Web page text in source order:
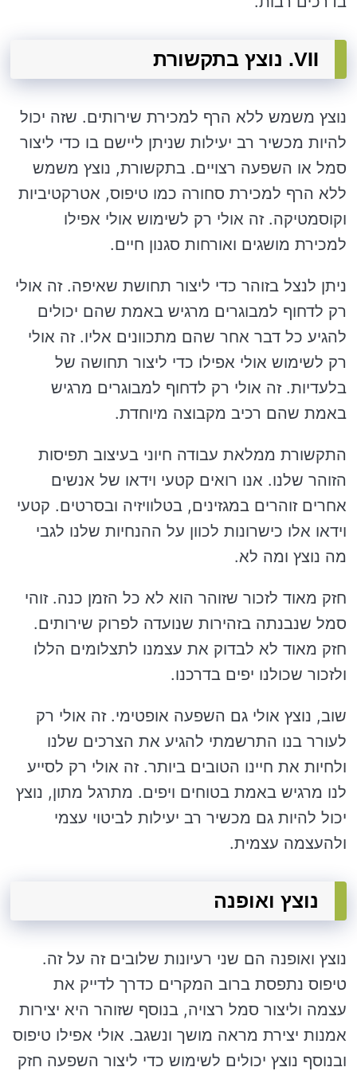
VII. נוצץ בתקשורת
נוצץ משמש ללא הרף למכירת שירותים. שזה יכול
להיות מכשיר רב יעילות שניתן ליישם בו כדי ליצור
סמל או השפעה רצויים. בתקשורת, נוצץ משמש
ללא הרף למכירת סחורה כמו טיפוס, אטרקטיביות
וקוסמטיקה. זה אולי רק לשימוש אולי אפילו
למכירת מושגים ואורחות סגנון חיים.
ניתן לנצל בזוהר כדי ליצור תחושת שאיפה. זה אולי
רק לדחוף למבוגרים מרגיש באמת שהם יכולים
להגיע כל דבר אחר שהם מתכוונים אליו. זה אולי
רק לשימוש אולי אפילו כדי ליצור תחושה של
בלעדיות. זה אולי רק לדחוף למבוגרים מרגיש
באמת שהם רכיב מקבוצה מיוחדת.
התקשורת ממלאת עבודה חיוני בעיצוב תפיסות
הזוהר שלנו. אנו רואים קטעי וידאו של אנשים
אחרים זוהרים במגזינים, בטלוויזיה ובסרטים. קטעי
וידאו אלו כישרונות לכוון על ההנחיות שלנו לגבי
מה נוצץ ומה לא.
חזק מאוד לזכור שזוהר הוא לא כל הזמן כנה. זוהי
סמל שנבנתה בזהירות שנועדה לפרוק שירותים.
חזק מאוד לא לבדוק את עצמנו לתצלומים הללו
ולזכור שכולנו יפים בדרכנו.
שוב, נוצץ אולי גם השפעה אופטימי. זה אולי רק
לעורר בנו התרשמתי להגיע את הצרכים שלנו
ולחיות את חיינו הטובים ביותר. זה אולי רק לסייע
לנו מרגיש באמת בטוחים ויפים. מתרגל מתון, נוצץ
יכול להיות גם מכשיר רב יעילות לביטוי עצמי
ולהעצמה עצמית.
נוצץ ואופנה
נוצץ ואופנה הם שני רעיונות שלובים זה על זה.
טיפוס נתפסת ברוב המקרים כדרך לדייק את
עצמה וליצור סמל רצויה, בנוסף שזוהר היא יצירות
אמנות יצירת מראה מושך ונשגב. אולי אפילו טיפוס
ובנוסף נוצץ יכולים לשימוש כדי ליצור השפעה חזק